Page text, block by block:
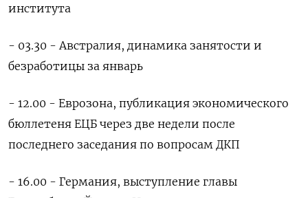
института
- 03.30 - Австралия, динамика занятости и
безработицы за январь
- 12.00 - Еврозона, публикация экономического
бюллетеня ЕЦБ через две недели после
последнего заседания по вопросам ДКП
- 16.00 - Германия, выступление главы